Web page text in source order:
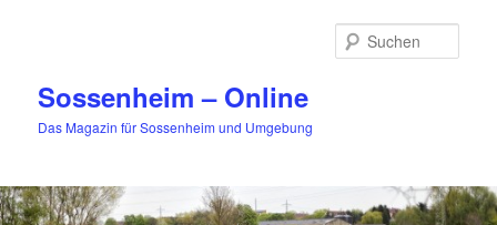
Sossenheim – Online
Das Magazin für Sossenheim und Umgebung